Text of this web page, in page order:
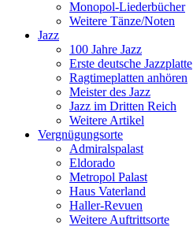
Monopol-Liederbücher
Weitere Tänze/Noten
Jazz
100 Jahre Jazz
Erste deutsche Jazzplatte
Ragtimeplatten anhören
Meister des Jazz
Jazz im Dritten Reich
Weitere Artikel
Vergnügungsorte
Admiralspalast
Eldorado
Metropol Palast
Haus Vaterland
Haller-Revuen
Weitere Auftrittsorte